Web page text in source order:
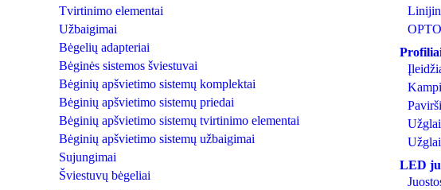
Tvirtinimo elementai
Užbaigimai
Bėgelių adapteriai
Bėginės sistemos šviestuvai
Bėginių apšvietimo sistemų komplektai
Bėginių apšvietimo sistemų priedai
Bėginių apšvietimo sistemų tvirtinimo elementai
Bėginių apšvietimo sistemų užbaigimai
Sujungimai
Šviestuvų bėgeliai
LED